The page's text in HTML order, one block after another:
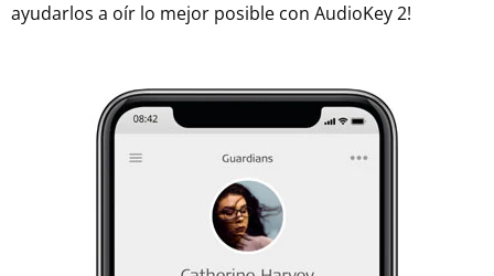
ayudarlos a oír lo mejor posible con AudioKey 2!